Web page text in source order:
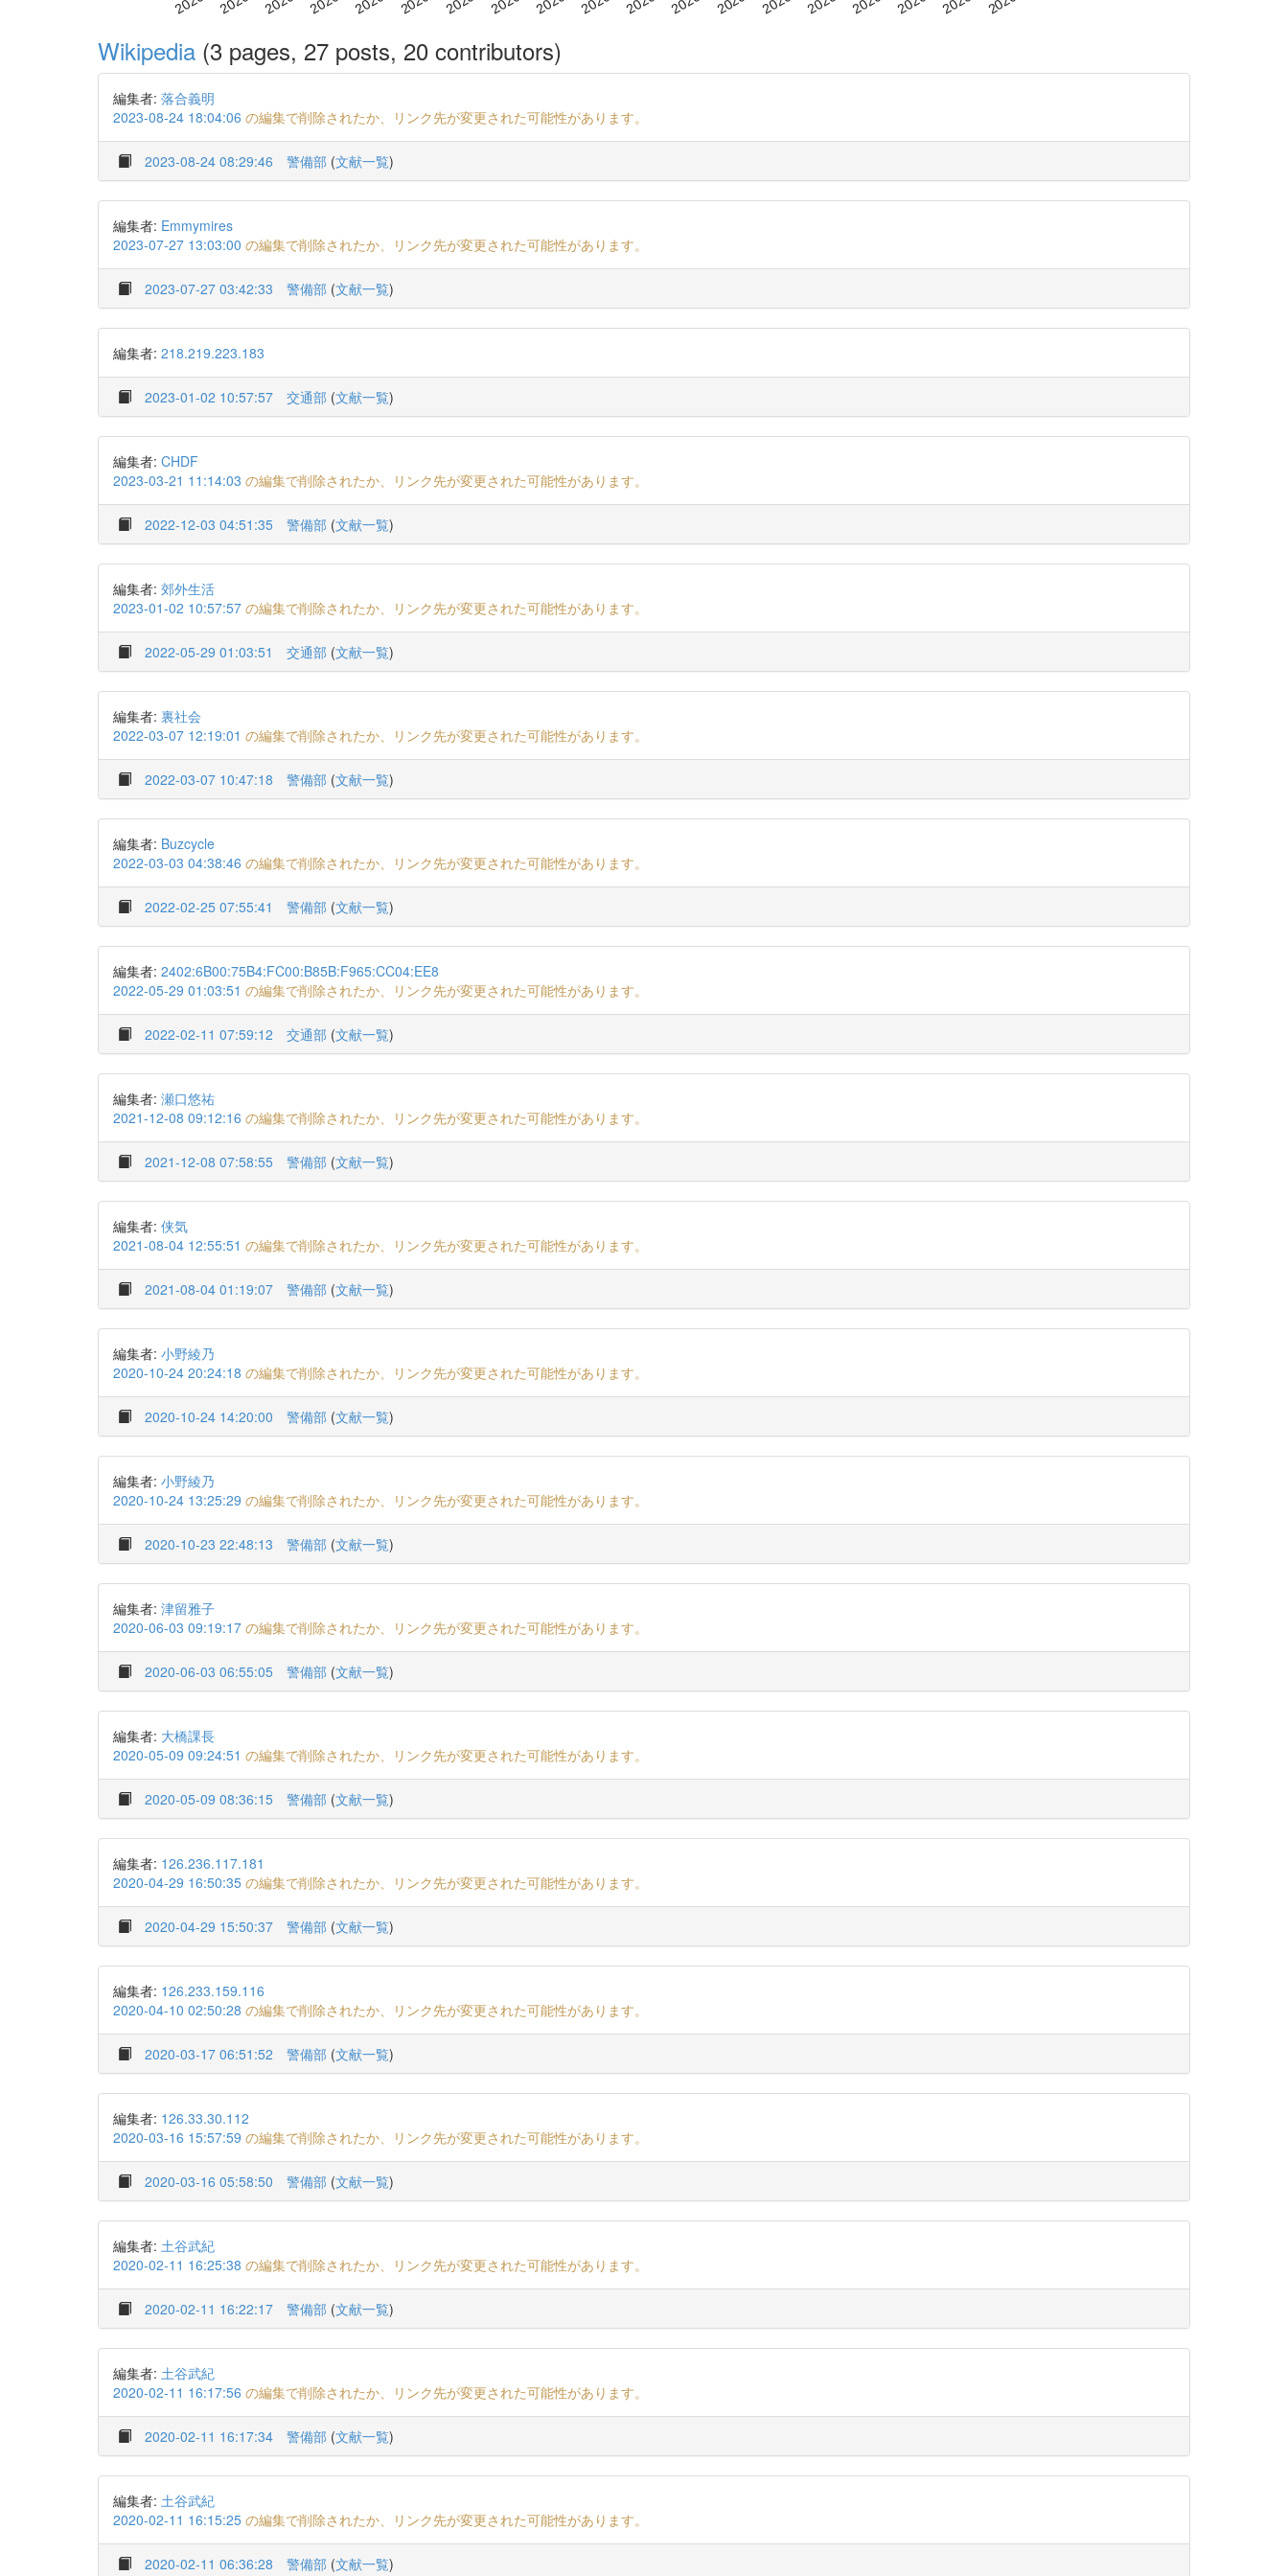
Wikipedia (3 pages, 27 posts, 20 contributors)
編集者: 落合義明
2023-08-24 18:04:06 の編集で削除されたか、リンク先が変更された可能性があります。
2023-08-24 08:29:46 警備部 (文献一覧)
編集者: Emmymires
2023-07-27 13:03:00 の編集で削除されたか、リンク先が変更された可能性があります。
2023-07-27 03:42:33 警備部 (文献一覧)
編集者: 218.219.223.183
2023-01-02 10:57:57 交通部 (文献一覧)
編集者: CHDF
2023-03-21 11:14:03 の編集で削除されたか、リンク先が変更された可能性があります。
2022-12-03 04:51:35 警備部 (文献一覧)
編集者: 郊外生活
2023-01-02 10:57:57 の編集で削除されたか、リンク先が変更された可能性があります。
2022-05-29 01:03:51 交通部 (文献一覧)
編集者: 裏社会
2022-03-07 12:19:01 の編集で削除されたか、リンク先が変更された可能性があります。
2022-03-07 10:47:18 警備部 (文献一覧)
編集者: Buzcycle
2022-03-03 04:38:46 の編集で削除されたか、リンク先が変更された可能性があります。
2022-02-25 07:55:41 警備部 (文献一覧)
編集者: 2402:6B00:75B4:FC00:B85B:F965:CC04:EE8
2022-05-29 01:03:51 の編集で削除されたか、リンク先が変更された可能性があります。
2022-02-11 07:59:12 交通部 (文献一覧)
編集者: 瀬口悠祐
2021-12-08 09:12:16 の編集で削除されたか、リンク先が変更された可能性があります。
2021-12-08 07:58:55 警備部 (文献一覧)
編集者: 侠気
2021-08-04 12:55:51 の編集で削除されたか、リンク先が変更された可能性があります。
2021-08-04 01:19:07 警備部 (文献一覧)
編集者: 小野綾乃
2020-10-24 20:24:18 の編集で削除されたか、リンク先が変更された可能性があります。
2020-10-24 14:20:00 警備部 (文献一覧)
編集者: 小野綾乃
2020-10-24 13:25:29 の編集で削除されたか、リンク先が変更された可能性があります。
2020-10-23 22:48:13 警備部 (文献一覧)
編集者: 津留雅子
2020-06-03 09:19:17 の編集で削除されたか、リンク先が変更された可能性があります。
2020-06-03 06:55:05 警備部 (文献一覧)
編集者: 大橋課長
2020-05-09 09:24:51 の編集で削除されたか、リンク先が変更された可能性があります。
2020-05-09 08:36:15 警備部 (文献一覧)
編集者: 126.236.117.181
2020-04-29 16:50:35 の編集で削除されたか、リンク先が変更された可能性があります。
2020-04-29 15:50:37 警備部 (文献一覧)
編集者: 126.233.159.116
2020-04-10 02:50:28 の編集で削除されたか、リンク先が変更された可能性があります。
2020-03-17 06:51:52 警備部 (文献一覧)
編集者: 126.33.30.112
2020-03-16 15:57:59 の編集で削除されたか、リンク先が変更された可能性があります。
2020-03-16 05:58:50 警備部 (文献一覧)
編集者: 土谷武紀
2020-02-11 16:25:38 の編集で削除されたか、リンク先が変更された可能性があります。
2020-02-11 16:22:17 警備部 (文献一覧)
編集者: 土谷武紀
2020-02-11 16:17:56 の編集で削除されたか、リンク先が変更された可能性があります。
2020-02-11 16:17:34 警備部 (文献一覧)
編集者: 土谷武紀
2020-02-11 16:15:25 の編集で削除されたか、リンク先が変更された可能性があります。
2020-02-11 06:36:28 警備部 (文献一覧)